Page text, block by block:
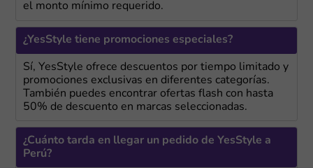
el monto mínimo requerido.
¿YesStyle tiene promociones especiales?
Sí, YesStyle ofrece descuentos por tiempo limitado y
promociones exclusivas en diferentes categorías.
También puedes encontrar ofertas flash con hasta
50% de descuento en marcas seleccionadas.
¿Cuánto tarda en llegar un pedido de YesStyle a
Perú?